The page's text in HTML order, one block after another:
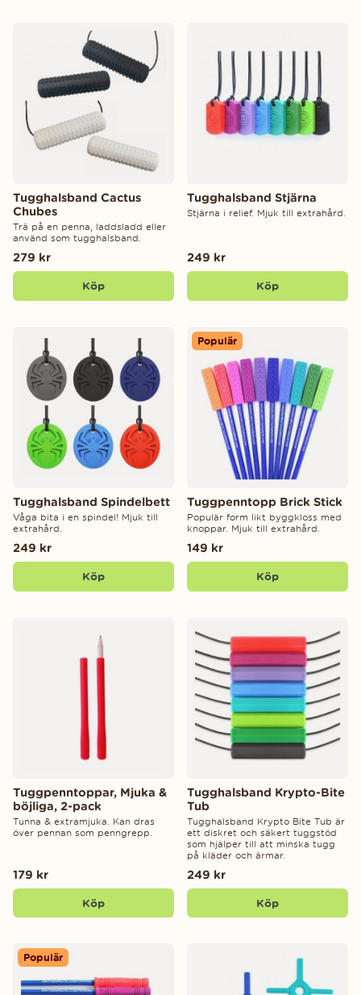
Tugghalsband Cactus
Chubes
Trä på en penna, laddsladd eller
använd som tugghalsband.
279 kr
Köp
Tugghalsband Stjärna
Stjärna i relief. Mjuk till extrahård.
249 kr
Köp
Tugghalsband Spindelbett
Våga bita i en spindel! Mjuk till
extrahård.
249 kr
Köp
Populär
Tuggpenntopp Brick Stick
Populär form likt byggkloss med
knoppar. Mjuk till extrahård.
149 kr
Köp
Tuggpenntoppar, Mjuka &
böjliga, 2-pack
Tunna & extramjuka. Kan dras
över pennan som penngrepp.
179 kr
Köp
Tugghalsband Krypto-Bite
Tub
Tugghalsband Krypto Bite Tub är
ett diskret och säkert tuggstöd
som hjälper till att minska tugg
på kläder och ärmar.
249 kr
Köp
Populär